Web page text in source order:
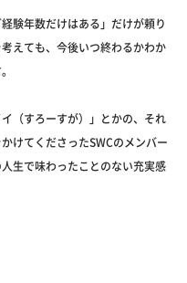
験年数だけはある」だけが頼り
えても、今後いつ終わるかわか
（すろーすが）」とかの、それ
けてくださったSWCのメンバー
生で味わったことのない充実感